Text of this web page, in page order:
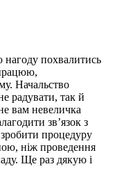
похвалитись
Начальство
радувати, так й
вам невеличка
зв’язок з
процедуру
ніж проведення
Ще раз дякую і